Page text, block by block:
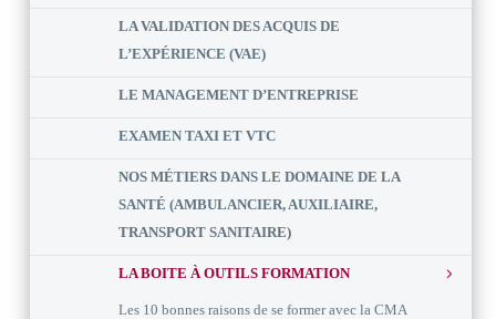
LA VALIDATION DES ACQUIS DE
L’EXPÉRIENCE (VAE)
LE MANAGEMENT D’ENTREPRISE
EXAMEN TAXI ET VTC
NOS MÉTIERS DANS LE DOMAINE DE LA
SANTÉ (AMBULANCIER, AUXILIAIRE,
TRANSPORT SANITAIRE)
LA BOITE À OUTILS FORMATION
Les 10 bonnes raisons de se former avec la CMA